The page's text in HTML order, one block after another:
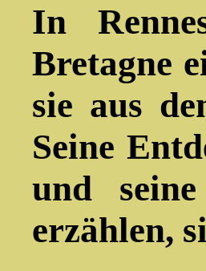
In
Bretagne
sie aus
Seine
und
erzählen,